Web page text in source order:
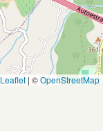
Leaflet | ©OpenStreetMap